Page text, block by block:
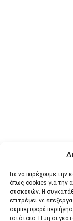
Για να παρέχουμε την
όπως cookies για την
συσκευών. Η
επιτρέψει να
συμπεριφορά
ιστότοπο. Η μη